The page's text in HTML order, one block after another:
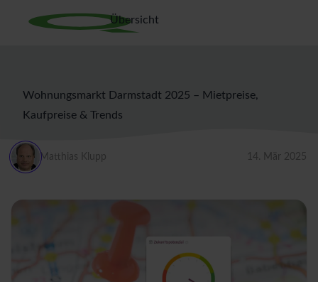
Übersicht
Wohnungsmarkt Darmstadt 2025 – Mietpreise,
Kaufpreise & Trends
Matthias Klupp 14. Mär 2025